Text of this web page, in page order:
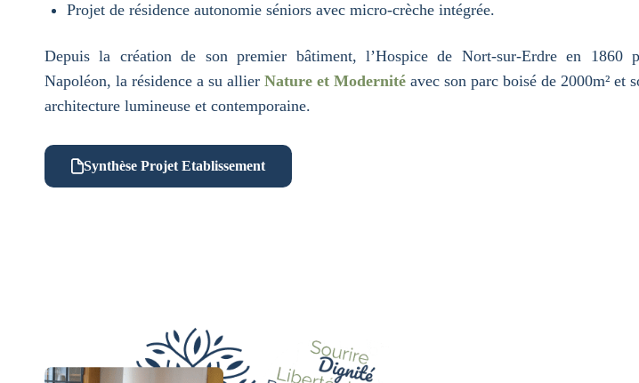
Projet de résidence autonomie séniors avec micro-crèche intégrée.
Depuis la création de son premier bâtiment, l’Hospice de Nort-sur-Erdre en 1860
Napoléon, la résidence a su allier Nature et Modernité avec son parc boisé de 2000m² et
architecture lumineuse et contemporaine.
Synthèse Projet Etablissement